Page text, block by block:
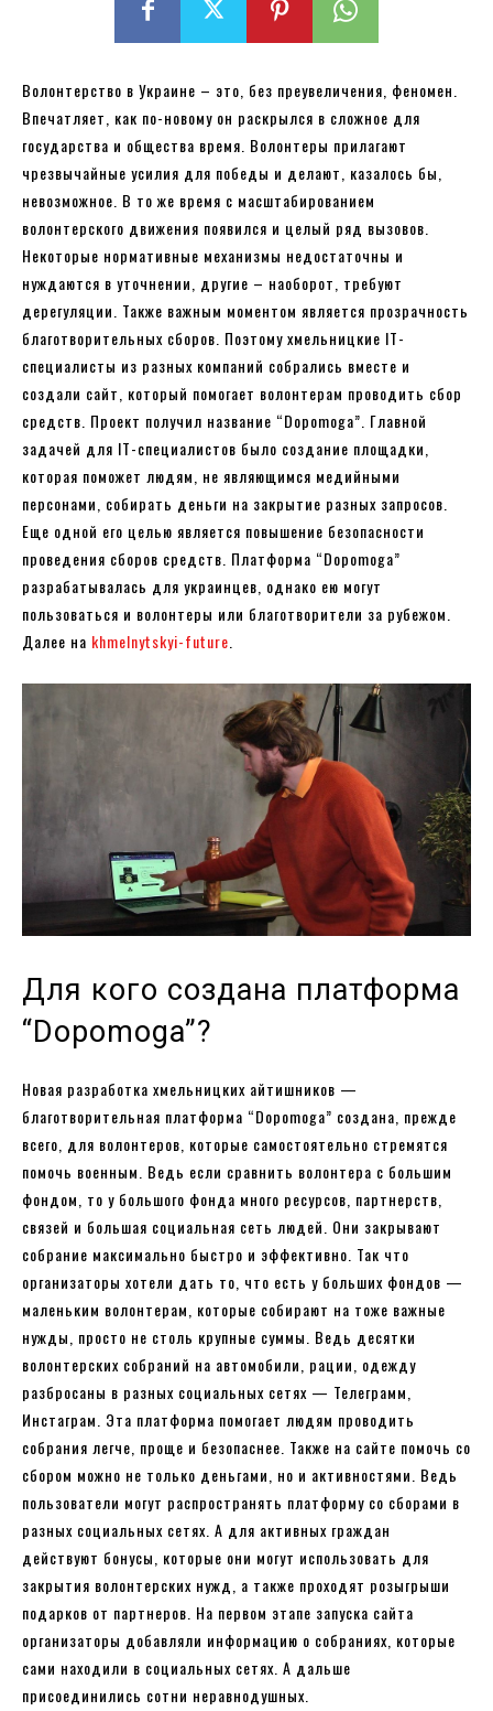
Волонтерство в Украине – это, без преувеличения, феномен.
Впечатляет, как по-новому он раскрылся в сложное для
государства и общества время. Волонтеры прилагают
чрезвычайные усилия для победы и делают, казалось бы,
невозможное. В то же время с масштабированием
волонтерского движения появился и целый ряд вызовов.
Некоторые нормативные механизмы недостаточны и
нуждаются в уточнении, другие – наоборот, требуют
дерегуляции. Также важным моментом является прозрачность
благотворительных сборов. Поэтому хмельницкие IT-
специалисты из разных компаний собрались вместе и
создали сайт, который помогает волонтерам проводить сбор
средств. Проект получил название “Dopomoga”. Главной
задачей для IT-специалистов было создание площадки,
которая поможет людям, не являющимся медийными
персонами, собирать деньги на закрытие разных запросов.
Еще одной его целью является повышение безопасности
проведения сборов средств. Платформа “Dopomoga”
разрабатывалась для украинцев, однако ею могут
пользоваться и волонтеры или благотворители за рубежом.
Далее на khmelnytskyi-future
Для кого создана платформа
“Dopomoga”?
Новая разработка хмельницких айтишников —
благотворительная платформа “Dopomoga” создана, прежде
всего, для волонтеров, которые самостоятельно стремятся
помочь военным. Ведь если сравнить волонтера с большим
фондом, то у большого фонда много ресурсов, партнерств,
связей и большая социальная сеть людей. Они закрывают
собрание максимально быстро и эффективно. Так что
организаторы хотели дать то, что есть у больших фондов —
маленьким волонтерам, которые собирают на тоже важные
нужды, просто не столь крупные суммы. Ведь десятки
волонтерских собраний на автомобили, рации, одежду
разбросаны в разных социальных сетях — Телеграмм,
Инстаграм. Эта платформа помогает людям проводить
собрания легче, проще и безопаснее. Также на сайте помочь со
сбором можно не только деньгами, но и активностями. Ведь
пользователи могут распространять платформу со сборами в
разных социальных сетях. А для активных граждан
действуют бонусы, которые они могут использовать для
закрытия волонтерских нужд, а также проходят розыгрыши
подарков от партнеров. На первом этапе запуска сайта
организаторы добавляли информацию о собраниях, которые
сами находили в социальных сетях. А дальше
присоединились сотни неравнодушных.